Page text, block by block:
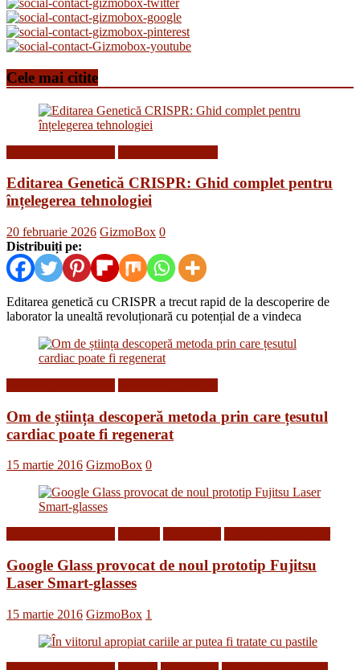
Cele mai citite
Editarea Genetică CRISPR: Ghid complet pentru
înțelegerea tehnologiei
20 februarie 2026 GizmoBox 0
Distribuiți pe:
Editarea genetică cu CRISPR a trecut rapid de la descoperire de
laborator la unealtă revoluționară cu potențial de a vindeca
Om de știința descoperă metoda prin care țesutul
cardiac poate fi regenerat
15 martie 2016 GizmoBox 0
Google Glass provocat de noul prototip Fujitsu
Laser Smart-glasses
15 martie 2016 GizmoBox 1